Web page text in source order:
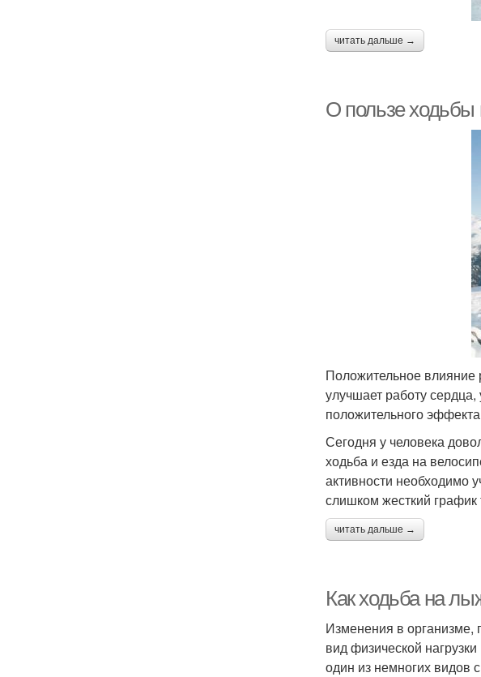
читать дальше →
О пользе ходьбы
Положительное влияние
улучшает работу
положительного
Сегодня у человека
ходьба и езда на
активности необходимо
слишком жесткий
читать дальше →
Как ходьба на
Изменения в организме,
вид физической
один из немногих видов